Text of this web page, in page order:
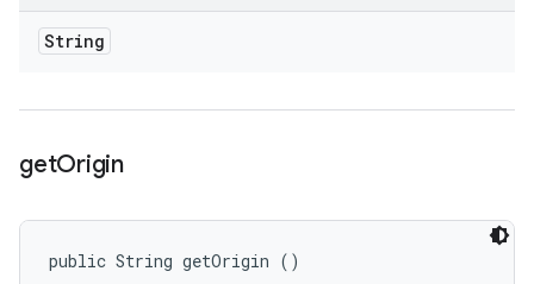
String
getOrigin
public String getOrigin ()